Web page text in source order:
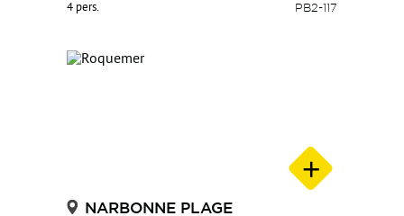
4 pers. PB2-117
NARBONNE PLAGE